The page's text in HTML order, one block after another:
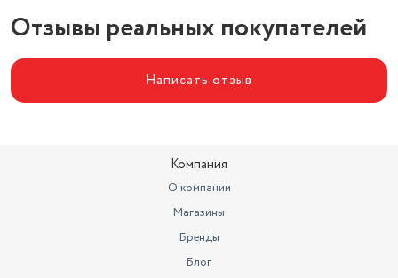
Отзывы реальных покупателей
Написать отзыв
Компания
О компании
Магазины
Бренды
Блог